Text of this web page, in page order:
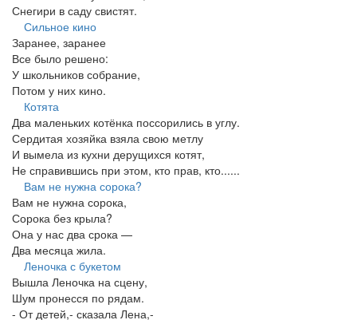
Снегири в саду свистят.
Сильное кино
Заранее, заранее
Все было решено:
У школьников собрание,
Потом у них кино.
Котята
Два маленьких котёнка поссорились в углу.
Сердитая хозяйка взяла свою метлу
И вымела из кухни дерущихся котят,
Не справившись при этом, кто прав, кто......
Вам не нужна сорока?
Вам не нужна сорока,
Сорока без крыла?
Она у нас два срока —
Два месяца жила.
Леночка с букетом
Вышла Леночка на сцену,
Шум пронесся по рядам.
- От детей,- сказала Лена,-